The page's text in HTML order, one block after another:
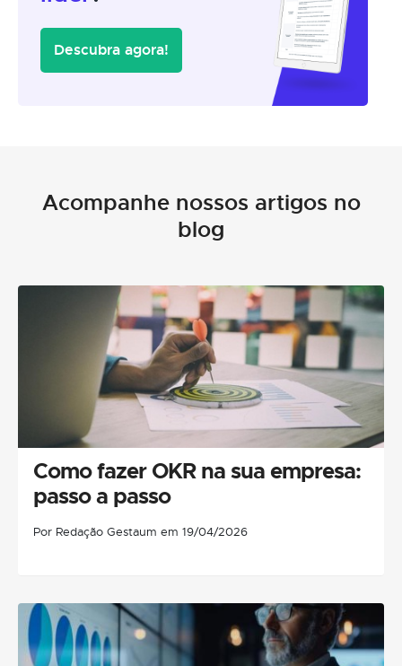
Descubra agora!
Acompanhe nossos artigos no
blog
Como fazer OKR na sua empresa:
passo a passo
Por Redação Gestaum em 19/04/2026